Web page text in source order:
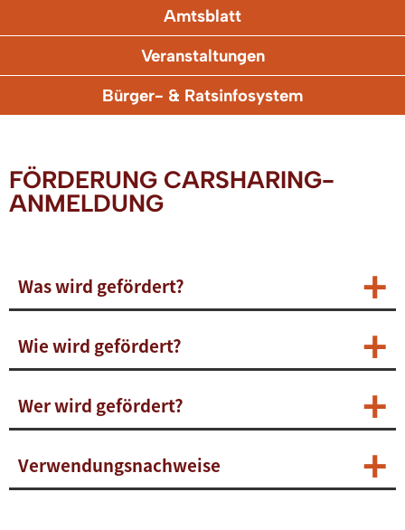
Amtsblatt
Veranstaltungen
Bürger- & Ratsinfosystem
FÖRDERUNG CARSHARING-
ANMELDUNG
Was wird gefördert?
Wie wird gefördert?
Wer wird gefördert?
Verwendungsnachweise